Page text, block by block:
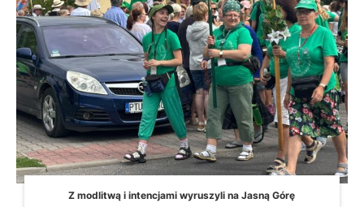
Z modlitwą i intencjami wyruszyli na Jasną Górę